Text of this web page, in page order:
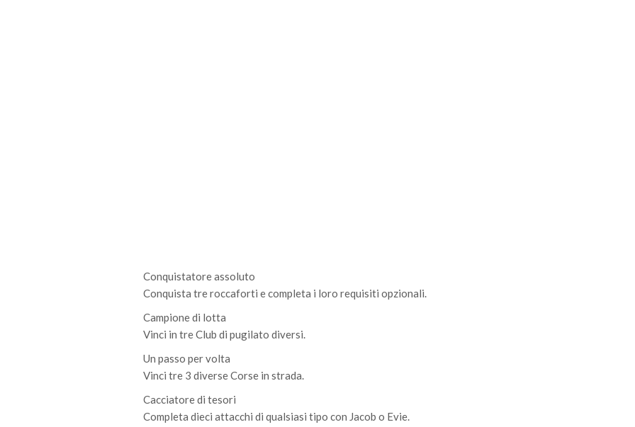
Conquistatore assoluto
Conquista tre roccaforti e completa i loro requisiti opzionali.
Campione di lotta
Vinci in tre Club di pugilato diversi.
Un passo per volta
Vinci tre 3 diverse Corse in strada.
Cacciatore di tesori
Completa dieci attacchi di qualsiasi tipo con Jacob o Evie.